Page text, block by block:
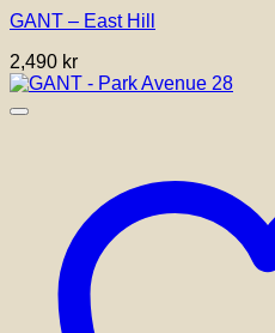
GANT – East Hill
2,490 kr